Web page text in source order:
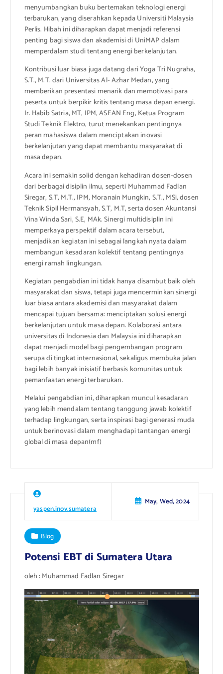
menyumbangkan buku bertemakan teknologi energi
terbarukan, yang diserahkan kepada Universiti Malaysia
Perlis. Hibah ini diharapkan dapat menjadi referensi
penting bagi siswa dan akademisi di UniMAP dalam
memperdalam studi tentang energi berkelanjutan.
Kontribusi luar biasa juga datang dari Yoga Tri Nugraha,
S.T., M.T. dari Universitas Al- Azhar Medan, yang
memberikan presentasi menarik dan memotivasi para
peserta untuk berpikir kritis tentang masa depan energi.
Ir. Habib Satria, MT, IPM, ASEAN Eng, Ketua Program
Studi Teknik Elektro, turut menekankan pentingnya
peran mahasiswa dalam menciptakan inovasi
berkelanjutan yang dapat membantu masyarakat di
masa depan.
Acara ini semakin solid dengan kehadiran dosen-dosen
dari berbagai disiplin ilmu, seperti Muhammad Fadlan
Siregar, S.T, M.T., IPM, Moranain Mungkin, S.T., MSi, dosen
Teknik Sipil Hermansyah, S.T, M.T, serta dosen Akuntansi
Vina Winda Sari, S.E, MAk. Sinergi multidisiplin ini
memperkaya perspektif dalam acara tersebut,
menjadikan kegiatan ini sebagai langkah nyata dalam
membangun kesadaran kolektif tentang pentingnya
energi ramah lingkungan.
Kegiatan pengabdian ini tidak hanya disambut baik oleh
masyarakat dan siswa, tetapi juga mencerminkan sinergi
luar biasa antara akademisi dan masyarakat dalam
mencapai tujuan bersama: menciptakan solusi energi
berkelanjutan untuk masa depan. Kolaborasi antara
universitas di Indonesia dan Malaysia ini diharapkan
dapat menjadi model bagi pengembangan program
serupa di tingkat internasional, sekaligus membuka jalan
bagi lebih banyak inisiatif berbasis komunitas untuk
pemanfaatan energi terbarukan.
Melalui pengabdian ini, diharapkan muncul kesadaran
yang lebih mendalam tentang tanggung jawab kolektif
terhadap lingkungan, serta inspirasi bagi generasi muda
untuk berinovasi dalam menghadapi tantangan energi
global di masa depan(mf)
yaspen.inov.sumatera
May, Wed, 2024
Blog
Potensi EBT di Sumatera Utara
oleh : Muhammad Fadlan Siregar